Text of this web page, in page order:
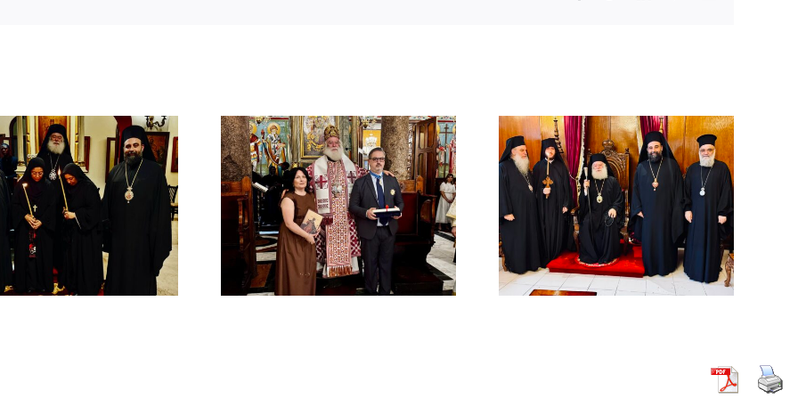
Νέος Αρχιμανδρίτης
και Πατριαρχική Τιμή
στον Γενικό Πρόξενο
Αλεξανδρείας
Νέος Μοναχός στο
Πατριαρχείο
Αλεξανδρείας